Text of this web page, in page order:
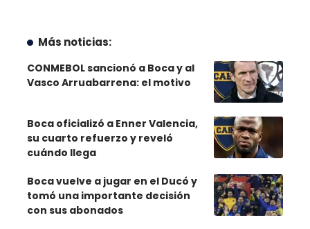
Más noticias:
CONMEBOL sancionó a Boca y al
Vasco Arruabarrena: el motivo
Boca oficializó a Enner Valencia,
su cuarto refuerzo y reveló
cuándo llega
Boca vuelve a jugar en el Ducó y
tomó una importante decisión
con sus abonados